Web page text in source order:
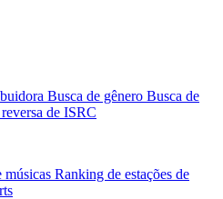
Busca de gênero Busca de
de ISRC
músicas Ranking de estações de